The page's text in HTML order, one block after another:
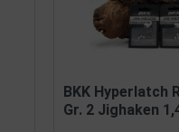
BKK Hyperlatch
Gr. 2 Jighaken